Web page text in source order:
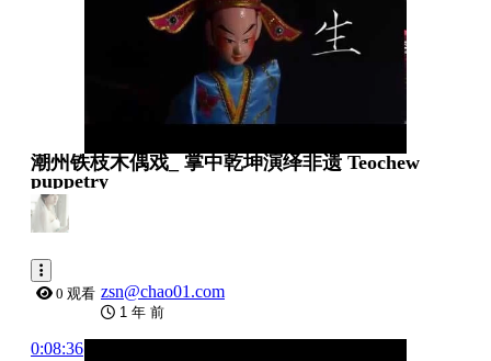
潮州铁枝木偶戏_ 掌中乾坤演绎非遗 Teochew
puppetry
0 观看 zsn@chao01.com
1 年 前
0:08:36